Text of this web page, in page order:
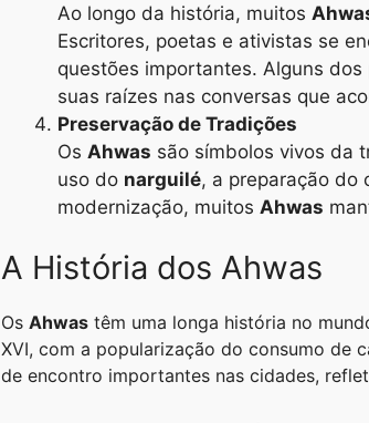
Ao longo da história, muitos
Escritores, poetas e ativistas se
questões importantes. Alguns
suas raízes nas conversas que
Preservação de Tradições
Os Ahwas são símbolos vivos da
uso do narguilé, a preparação do
modernização, muitos Ahwas
A História dos Ahwas
Os Ahwas têm uma longa história no
XVI, com a popularização do consumo de
de encontro importantes nas cidades,